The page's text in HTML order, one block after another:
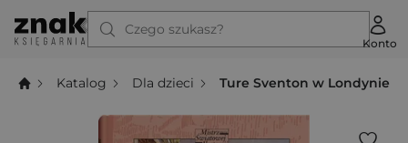
Czego szukasz?
Konto
Katalog Dla dzieci Ture Sventon w Londynie